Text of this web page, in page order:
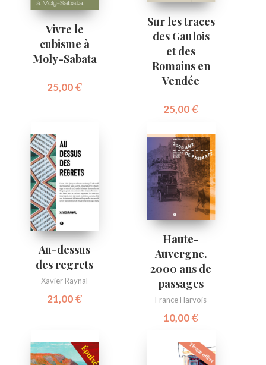
Vivre le
cubisme à
Moly-Sabata
25,00€
Sur les traces
des Gaulois
et des
Romains en
Vendée
25,00€
Au-dessus
des regrets
Xavier Raynal
21,00€
Haute-
Auvergne.
2000 ans de
passages
France Harvois
10,00€